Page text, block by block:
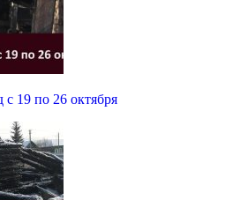
19 по 26 октября